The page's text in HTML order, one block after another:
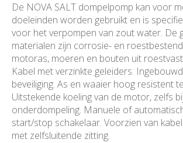
De NOVA SALT dompelpomp kan voor
doeleinden worden gebruikt en is
voor het verpompen van zout water. De
materialen zijn corrosie- en
motoras, moeren en bouten uit
Kabel met verzinkte geleiders.
beveiliging. As en waaier hoog resistent
Uitstekende koeling van de motor, zelfs
onderdompeling. Manuele of
start/stop schakelaar. Voorzien van
met zelfsluitende zitting.